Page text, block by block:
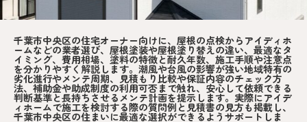
千葉市中央区の住宅オーナー向けに、屋根の点検からアイディホ
ームなどの業者選び、屋根塗装や屋根塗り替えの違い、最適なタ
イミング、費用相場、塗料の特徴と耐久年数、施工手順や注意点
を分かりやすく解説します。潮風や台風の影響が強い地域特有の
劣化進行やメンテ周期、見積もり比較や保証内容のチェック方
法、補助金や助成制度の利用可否まで触れ、安心して依頼できる
判断基準と長持ちさせるメンテ計画を提示します。実際にアイデ
ィホームで施工を検討する際の質問例と見積書の見方も掲載し、
千葉市中央区の住まいに最適な選択ができるようサポートしま